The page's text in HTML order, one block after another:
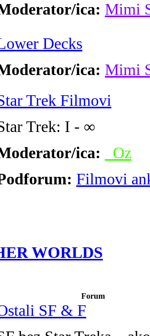
ica: Mimi
Decks
ica: Mimi
Trek Filmovi
Trek: I - ∞
ica:
_Oz
Filmovi
WORLDS
Forum
SF & F